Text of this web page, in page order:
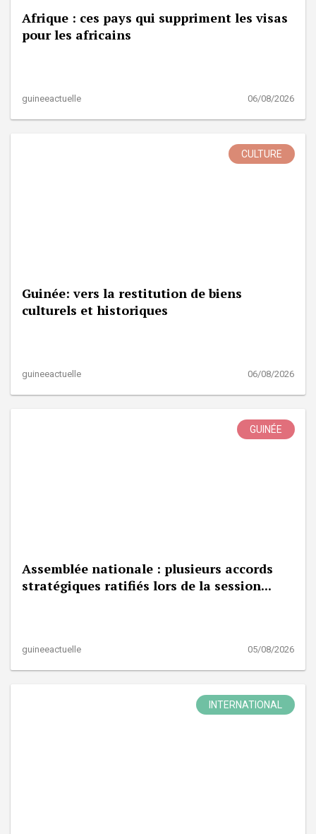
Afrique : ces pays qui suppriment les visas
pour les africains
guineeactuelle 06/08/2026
CULTURE
Guinée: vers la restitution de biens
culturels et historiques
guineeactuelle 06/08/2026
GUINÉE
Assemblée nationale : plusieurs accords
stratégiques ratifiés lors de la session...
guineeactuelle 05/08/2026
INTERNATIONAL